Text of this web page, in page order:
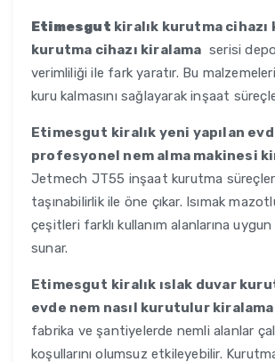
Etimesgut kiralık kurutma cihazı
kurutma cihazı kiralama serisi
verimliliği ile fark yaratır. Bu
kuru kalmasını sağlayarak inşaat
Etimesgut kiralık yeni yapılan
profesyonel nem alma makinesi
Jetmech JT55 inşaat kurutma
taşınabilirlik ile öne çıkar. Isımak mazotlu
çeşitleri farklı kullanım alanlarına
sunar.
Etimesgut kiralık ıslak duvar
evde nem nasıl kurutulur kiralama
fabrika ve şantiyelerde nemli alanlar
koşullarını olumsuz etkileyebilir.